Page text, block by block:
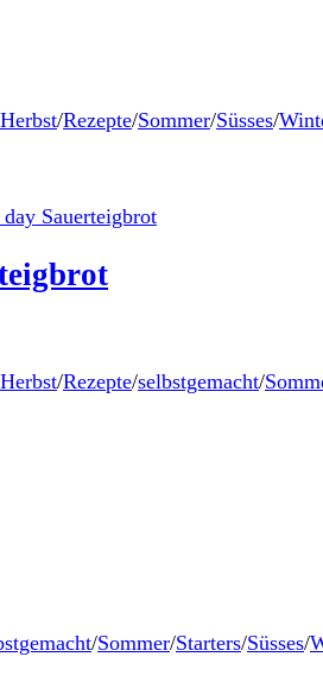
Herbst/Rezepte/Sommer/Süsses/
Herbst/Rezepte/selbstgemacht/
/Sommer/Starters/Süsses/